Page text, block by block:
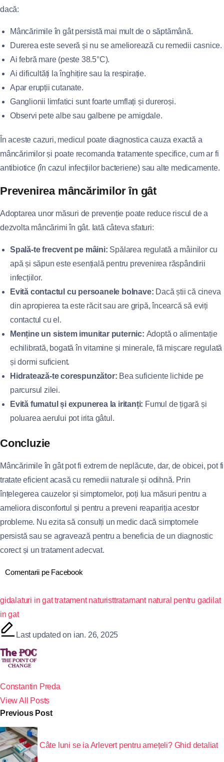
dacă:
Mâncărimile în gât persistă mai mult de o săptămână.
Durerea este severă și nu se ameliorează cu remedii casnice.
Ai febră mare (peste 38.5°C).
Ai dificultăți la înghițire sau la respirație.
Apar erupții cutanate.
Ganglionii limfatici sunt foarte umflați și dureroși.
Observi pete albe sau galbene pe amigdale.
În aceste cazuri, medicul poate diagnostica cauza exactă a
mâncărimilor și poate recomanda tratamente specifice, cum ar fi
antibiotice (în cazul infecțiilor bacteriene) sau alte medicamente.
Prevenirea mâncărimilor în gât
Adoptarea unor măsuri de prevenție poate reduce riscul de a
dezvolta mâncărimi în gât. Iată câteva sfaturi:
Spală-te frecvent pe mâini: Spălarea regulată a mâinilor cu
apă și săpun este esențială pentru prevenirea răspândirii
infecțiilor.
Evită contactul cu persoanele bolnave: Dacă știi că cineva
din apropierea ta este răcit sau are gripă, încearcă să eviți
contactul cu el.
Menține un sistem imunitar puternic: Adoptă o alimentație
echilibrată, bogată în vitamine și minerale, fă mișcare regulată
și dormi suficient.
Hidratează-te corespunzător: Bea suficiente lichide pe
parcursul zilei.
Evită fumatul și expunerea la iritanți: Fumul de țigară și
poluarea aerului pot irita gâtul.
Concluzie
Mâncărimile în gât pot fi extrem de neplăcute, dar, de obicei, pot fi
tratate eficient acasă cu remedii naturale și odihnă. Prin
înțelegerea cauzelor și simptomelor, poți lua măsuri pentru a
ameliora disconfortul și pentru a preveni reapariția acestor
probleme. Nu ezita să consulți un medic dacă simptomele
persistă sau se agravează pentru a beneficia de un diagnostic
corect și un tratament adecvat.
Comentarii pe Facebook
gidalaturi in gat tratament naturisttratamant natural pentru gadilat
in gat
Last updated on ian. 26, 2025
Constantin Preda
View All Posts
Previous Post
Câte luni se ia Arlevert pentru amețeli? Ghid detaliat